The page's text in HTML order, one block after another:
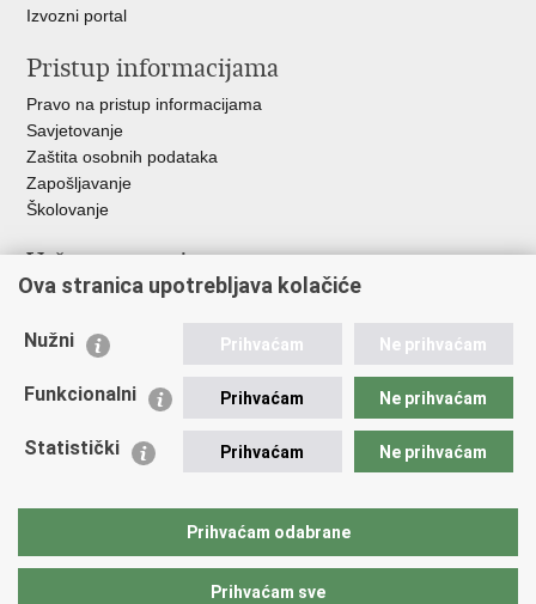
Izvozni portal
Pristup informacijama
Pravo na pristup informacijama
Savjetovanje
Zaštita osobnih podataka
Zapošljavanje
Školovanje
Važne poveznice
Ministarstvo unutarnjih poslova
Udruge
Policijska akademija
Zaklada policijske solidarnosti
Vučetić"
Ova stranica upotrebljava kolačiće
Nužni Prihvaćam Ne prihvaćam
Funkcionalni Prihvaćam Ne prihvaćam
Statistički Prihvaćam Ne prihvaćam
Prihvaćam odabrane
Prihvaćam sve